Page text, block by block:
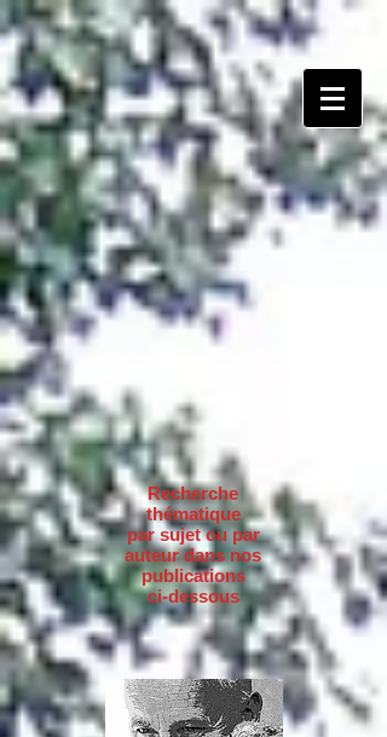
Recherche
thématique
par sujet ou par
auteur dans nos
publications
ci-dessous